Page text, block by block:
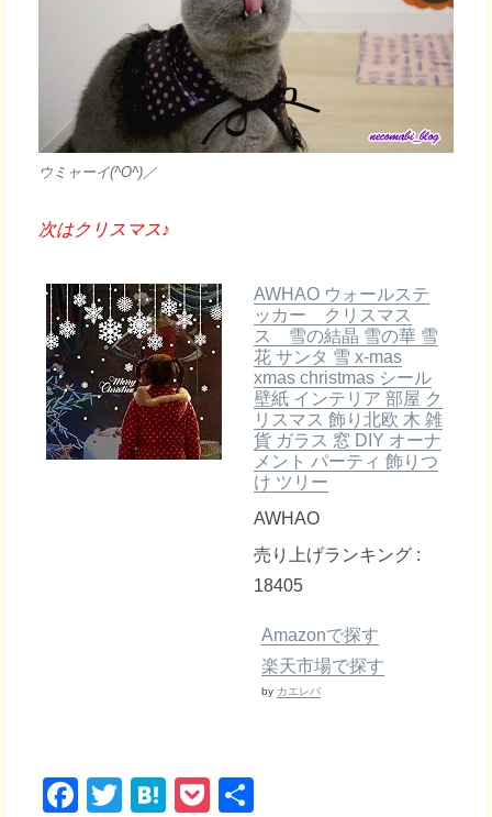
ウミャーイ(^O^)／
次はクリスマス♪
AWHAO ウォールステ
ッカー クリスマス
ス 雪の結晶 雪の華 雪
花 サンタ 雪 x-mas
xmas christmas シール
壁紙 インテリア 部屋 ク
リスマス 飾り北欧 木 雑
貨 ガラス 窓 DIY オーナ
メント パーティ 飾りつ
け ツリー
AWHAO
売り上げランキング :
18405
Amazonで探す
楽天市場で探す
by カエレバ
F
T
H
P